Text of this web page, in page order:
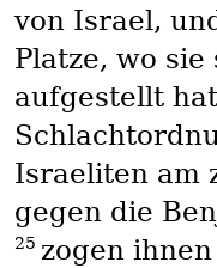
von Israel,
Platze, wo sie
aufgestellt
Israeliten am
gegen die
25 zogen